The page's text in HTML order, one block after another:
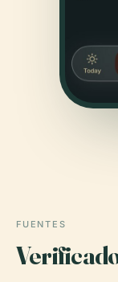
FUENTES